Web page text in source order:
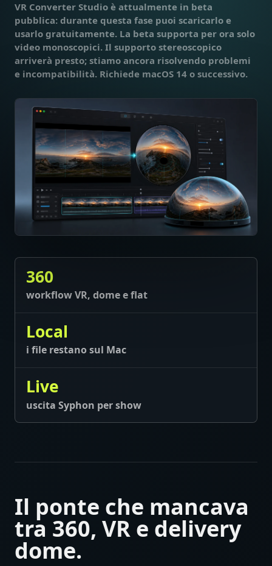
VR Converter Studio è attualmente in beta
pubblica: durante questa fase puoi scaricarlo e
usarlo gratuitamente. La beta supporta per ora solo
video monoscopici. Il supporto stereoscopico
arriverà presto; stiamo ancora risolvendo problemi
e incompatibilità. Richiede macOS 14 o successivo.
360
workflow VR, dome e flat
Local
i file restano sul Mac
Live
uscita Syphon per show
Il ponte che mancava
tra 360, VR e delivery
dome.